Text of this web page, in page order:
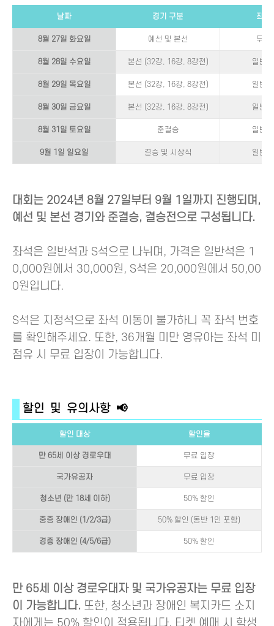
날짜 경기 구분 좌석
8월 27일 화요일 예선 및 본선 무료
8월 28일 수요일 본선 (32강, 16강, 8강전) 일반
8월 29일 목요일 본선 (32강, 16강, 8강전) 일반
8월 30일 금요일 본선 (32강, 16강, 8강전) 일반
8월 31일 토요일 준결승 일반
9월 1일 일요일 결승 및 시상식 일반
대회는 2024년 8월 27일부터 9월 1일까지 진행되며,
예선 및 본선 경기와 준결승, 결승전으로 구성됩니다.
좌석은 일반석과 S석으로 나뉘며, 가격은 일반석은 1
0,000원에서 30,000원, S석은 20,000원에서 50,00
0원입니다.
S석은 지정석으로 좌석 이동이 불가하니 꼭 좌석 번호
를 확인해주세요. 또한, 36개월 미만 영유아는 좌석 미
점유 시 무료 입장이 가능합니다.
할인 및 유의사항 📢
할인 대상 할인율
만 65세 이상 경로우대 무료 입장
국가유공자 무료 입장
청소년 (만 18세 이하) 50% 할인
중증 장애인 (1/2/3급) 50% 할인 (동반 1인 포함)
경증 장애인 (4/5/6급) 50% 할인
만 65세 이상 경로우대자 및 국가유공자는 무료 입장
이 가능합니다. 또한, 청소년과 장애인 복지카드 소지
자에게는 50% 할인이 적용됩니다. 티켓 예매 시 학생